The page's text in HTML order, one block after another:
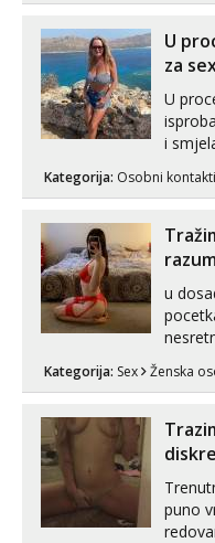
U
za
U
i
Kategorija: Osobni kontakti
u
volim
tijelu
Kategorija: Sex Ženska
puno
redovan